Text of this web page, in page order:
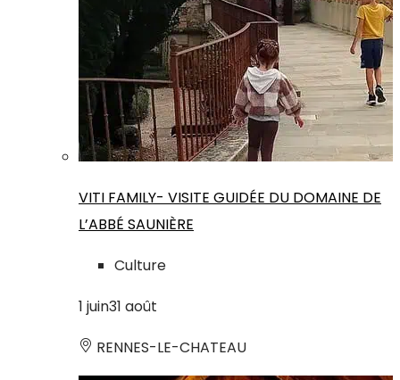
VITI FAMILY- VISITE GUIDÉE DU DOMAINE DE
L’ABBÉ SAUNIÈRE
Culture
1 juin31 août
RENNES-LE-CHATEAU